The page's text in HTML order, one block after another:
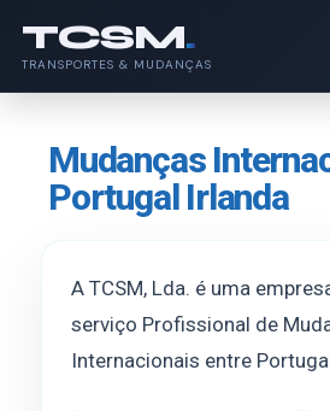
TCSM.
TRANSPORTES & MUDANÇAS
Mudanças
Portugal Irlanda
A TCSM, Lda. é uma
serviço Profissional de
Internacionais entre